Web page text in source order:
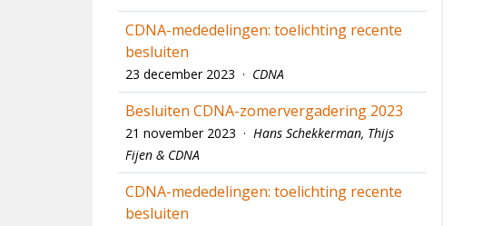
CDNA-mededelingen: toelichting recente
besluiten
23 december 2023 · CDNA
Besluiten CDNA-zomervergadering 2023
21 november 2023 · Hans Schekkerman, Thijs
Fijen & CDNA
CDNA-mededelingen: toelichting recente
besluiten